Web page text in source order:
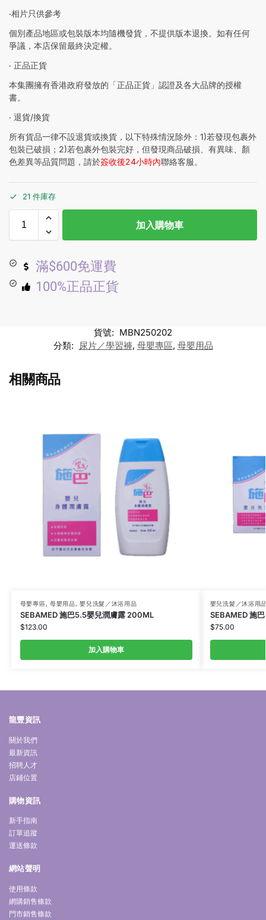
‧相片只供參考
個別產品地區或包裝版本均隨機發貨，不提供版本退換。如有任何
爭議，本店保留最終決定權。
‧ 正品正貨
本集團擁有香港政府發放的「正品正貨」認證及各大品牌的授權
書。
‧ 退貨/換貨
所有貨品一律不設退貨或換貨，以下特殊情況除外：1)若發現包裹外
包裝已破損；2)若包裹外包裝完好，但發現商品破損、有異味、顏
色差異等品質問題，請於簽收後24小時內聯絡客服。
21 件庫存
加入購物車
滿$600免運費
100%正品正貨
貨號: MBN250202
分類: 尿片／學習褲, 母嬰專區, 母嬰用品
相關商品
母嬰專區, 母嬰用品,嬰兒洗髮／沐浴用品
SEBAMED 施巴5.5嬰兒潤膚露 200ML
$123.00
加入購物車
嬰兒洗髮／沐浴用
SEBAMED 施
$75.00
龍豐資訊
關於我們
最新資訊
招聘人才
店鋪位置
購物資訊
新手指南
訂單追蹤
運送條款
網站聲明
使用條款
網購銷售條款
門市銷售條款